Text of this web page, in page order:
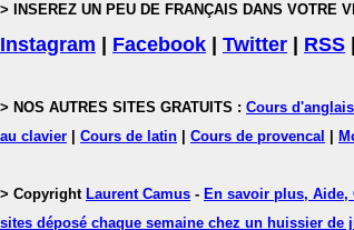
> INSEREZ UN PEU DE FRANÇAIS DANS
Instagram Facebook Twitter RSS
> NOS AUTRES SITES GRATUITS : Cours d'anglais
au clavier
Cours de latin Cours de provencal
> Copyright Laurent Camus - En savoir plus, Aide,
sites déposé chaque semaine chez un huissier de